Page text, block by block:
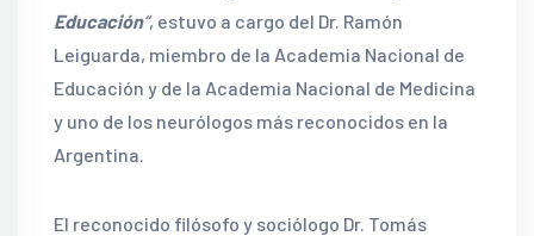
Educación“, estuvo a cargo del Dr. Ramón
Leiguarda, miembro de la Academia Nacional de
Educación y de la Academia Nacional de Medicina
y uno de los neurólogos más reconocidos en la
Argentina.
El reconocido filósofo y sociólogo Dr. Tomás